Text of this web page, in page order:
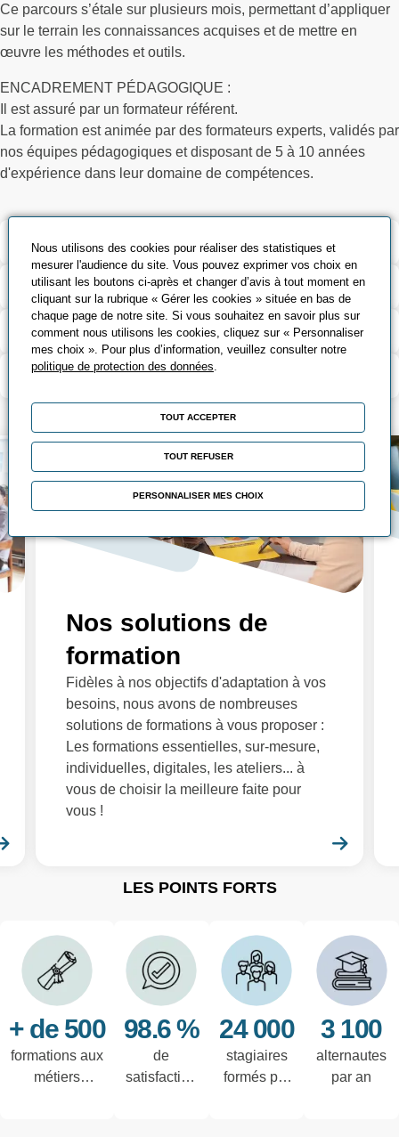
Ce parcours s’étale sur plusieurs mois, permettant d’appliquer
sur le terrain les connaissances acquises et de mettre en
œuvre les méthodes et outils.
ENCADREMENT PÉDAGOGIQUE :
Il est assuré par un formateur référent.
La formation est animée par des formateurs experts, validés par
nos équipes pédagogiques et disposant de 5 à 10 années
d'expérience dans leur domaine de compétences.
Validation et certification
Outils pédagogiques
Contenu de la formation
Modalité d’évaluation
Nos solutions de
formation
Fidèles à nos objectifs d'adaptation à vos
besoins, nous avons de nombreuses
solutions de formations à vous proposer :
Les formations essentielles, sur-mesure,
individuelles, digitales, les ateliers... à
vous de choisir la meilleure faite pour
vous !
LES POINTS FORTS
+ de 500
formations aux
métiers
98.6 %
de
satisfaction
24 000
stagiaires
formés par
3 100
alternautes
par an
Nous utilisons des cookies pour réaliser des statistiques et
mesurer l'audience du site. Vous pouvez exprimer vos choix en
utilisant les boutons ci-après et changer d’avis à tout moment en
cliquant sur la rubrique « Gérer les cookies » située en bas de
chaque page de notre site. Si vous souhaitez en savoir plus sur
comment nous utilisons les cookies, cliquez sur « Personnaliser
mes choix ». Pour plus d’information, veuillez consulter notre
politique de protection des données
TOUT ACCEPTER
TOUT REFUSER
PERSONNALISER MES CHOIX